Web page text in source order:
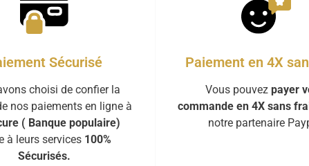
Sécurisé
choisi de confier la
nos paiements en ligne à
( Banque populaire)
à leurs services 100%
Sécurisés.
Paiement en 4X
Vous pouvez payer
commande en 4X sans
notre partenaire